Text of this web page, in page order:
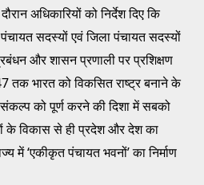
अधिकारियों को निर्देश दिए कि
पंचायत सदस्यों एवं जिला पंचायत सदस्यों
और शासन प्रणाली पर प्रशिक्षण
तक भारत को विकसित राष्ट्र बनाने के
संकल्प को पूर्ण करने की दिशा में सबको
के विकास से ही प्रदेश और देश का
में ‘एकीकृत पंचायत भवनों’ का निर्माण